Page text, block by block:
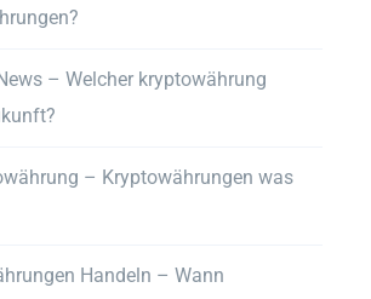
– Welcher kryptowährung
– Kryptowährungen was
Handeln – Wann